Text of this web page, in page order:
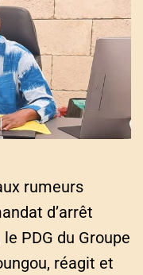
PDG
e
e
d
t
i
m
e
rumeurs
d’arrêt
PDG du Groupe
réagit et